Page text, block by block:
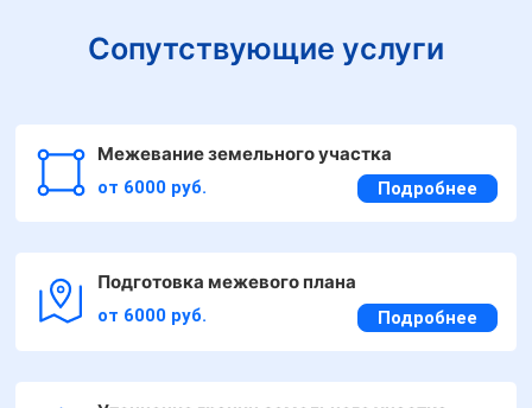
Сопутствующие услуги
Межевание земельного участка
от 6000 руб. Подробнее
Подготовка межевого плана
от 6000 руб. Подробнее